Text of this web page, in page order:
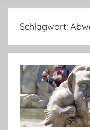
Schlagwort: